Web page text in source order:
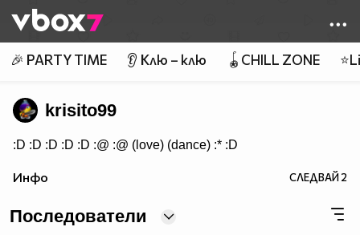
👾
🎉 PARTY TIME 👂 Клю – клю 🪀CHILL ZONE
krisito99
:D :D :D :D :D :@ :@ (love) (dance) :* :D
Инфо СЛЕДВАЙ2
Последователи